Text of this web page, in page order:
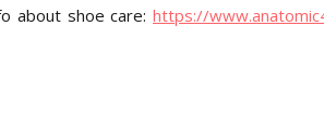
about shoe care: https://